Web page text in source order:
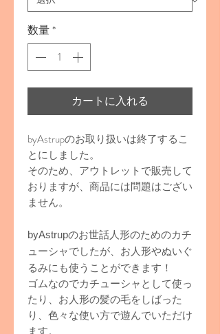
数量*
カートに入れる
byAstrupのお取り扱いは終了するこ
とにしました。
そのため、アウトレットで販売して
おりますが、商品には問題はござい
ません。
byAstrupのお世話人形のためのカチ
ューシャでしたが、お人形やぬいぐ
るみにも使うことができます！
ゴムなのでカチューシャとして使っ
たり、お人形の髪の毛をしばった
り、色々な使い方で遊んでいただけ